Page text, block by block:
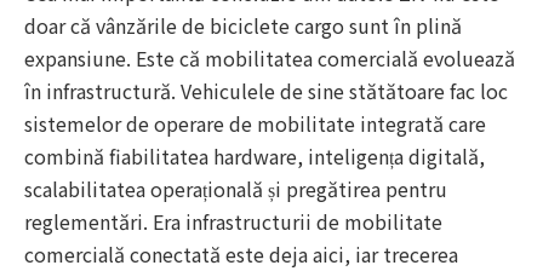
doar că vânzările de biciclete cargo sunt în plină
expansiune. Este că mobilitatea comercială evoluează
în infrastructură. Vehiculele de sine stătătoare fac loc
sistemelor de operare de mobilitate integrată care
combină fiabilitatea hardware, inteligența digitală,
scalabilitatea operațională și pregătirea pentru
reglementări. Era infrastructurii de mobilitate
comercială conectată este deja aici, iar trecerea